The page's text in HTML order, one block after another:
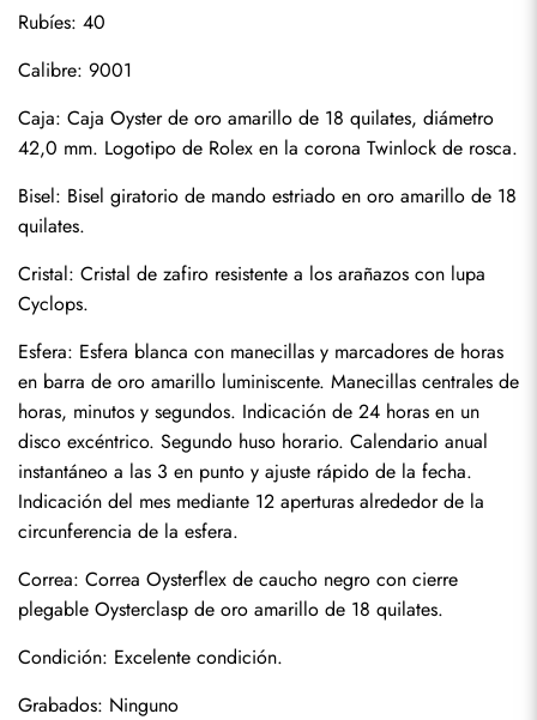
Rubíes: 40
Calibre: 9001
Caja: Caja Oyster de oro amarillo de 18 quilates, diámetro
42,0 mm. Logotipo de Rolex en la corona Twinlock de rosca.
Bisel: Bisel giratorio de mando estriado en oro amarillo de 18
quilates.
Cristal: Cristal de zafiro resistente a los arañazos con lupa
Cyclops.
Esfera: Esfera blanca con manecillas y marcadores de horas
en barra de oro amarillo luminiscente. Manecillas centrales de
horas, minutos y segundos. Indicación de 24 horas en un
disco excéntrico. Segundo huso horario. Calendario anual
instantáneo a las 3 en punto y ajuste rápido de la fecha.
Indicación del mes mediante 12 aperturas alrededor de la
circunferencia de la esfera.
Correa: Correa Oysterflex de caucho negro con cierre
plegable Oysterclasp de oro amarillo de 18 quilates.
Condición: Excelente condición.
Grabados: Ninguno
Enviar